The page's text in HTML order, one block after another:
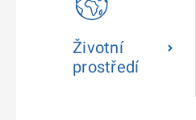
Životní
prostředí